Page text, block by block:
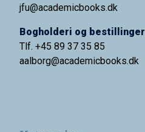
jfu@academicbooks.dk
Bogholderi og bestillinger
Tlf. +45 89 37 35 85
aalborg@academicbooks.dk